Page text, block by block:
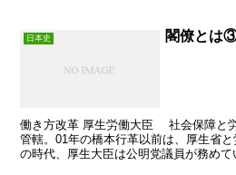
日本史 閣僚とは
働き方改革 厚生労働大臣 社会保障と
管轄。01年の橋本行革以前は、厚生省
の時代、厚生大臣は公明党議員が務め